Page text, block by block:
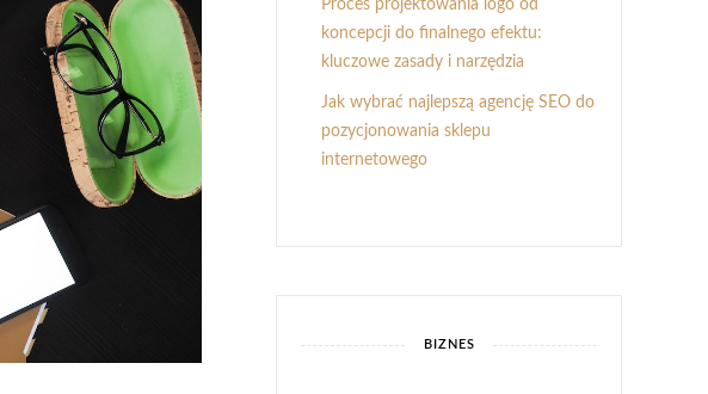
Proces projektowania logo od
koncepcji do finalnego efektu:
kluczowe zasady i narzędzia
Jak wybrać najlepszą agencję SEO do
pozycjonowania sklepu
internetowego
BIZNES